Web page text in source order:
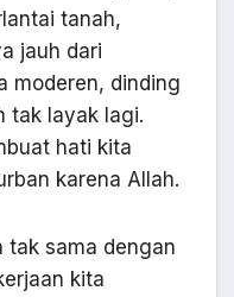
tanah,
jauh dari
moderen, dinding
tak layak lagi.
hati kita
karena Allah.
tak sama dengan
kita